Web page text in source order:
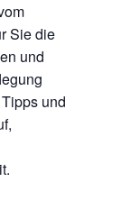
Sie die
und
und